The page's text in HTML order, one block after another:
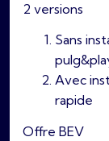
2 versions
Sans
Avec
rapide
Offre BEV